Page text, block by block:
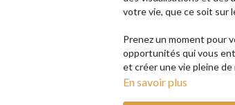
votre vie, que ce soit sur
Prenez un moment pour
opportunités qui vous
et créer une vie pleine
En savoir plus